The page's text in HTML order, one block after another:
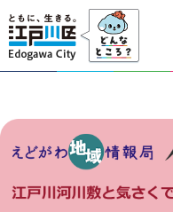
江戸川区